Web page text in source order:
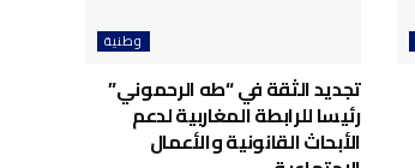
وطنية
تجديد الثقة في “طه الرحموني”
رئيسا للرابطة المغاربية لدعم
الأبحاث القانونية والأعمال